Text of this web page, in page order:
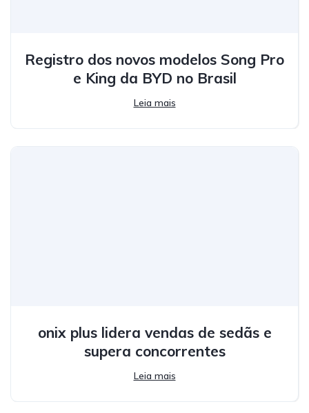
Registro dos novos modelos Song Pro
e King da BYD no Brasil
Leia mais
onix plus lidera vendas de sedãs e
supera concorrentes
Leia mais